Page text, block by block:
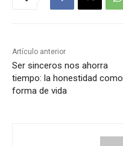
Artículo anterior
Ser sinceros nos ahorra
tiempo: la honestidad como
forma de vida